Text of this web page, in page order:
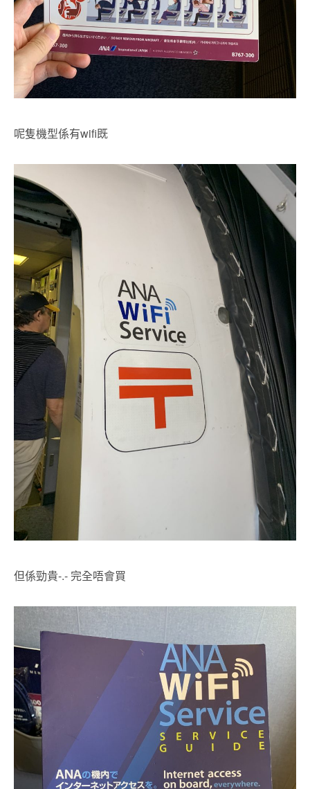
呢隻機型係有wifi既
但係勁貴-.- 完全唔會買